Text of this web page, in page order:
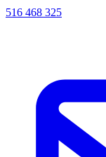
516 468 325